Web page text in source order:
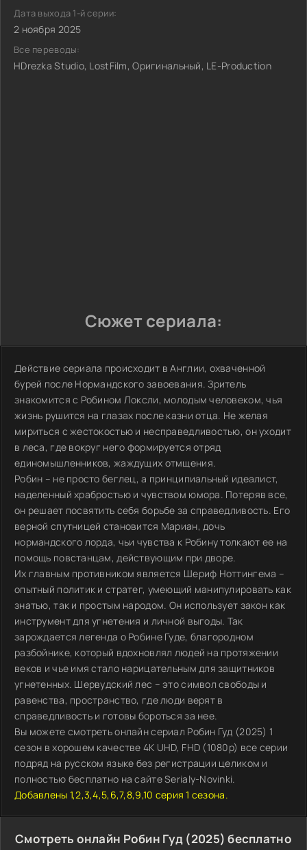
Дата выхода 1-й серии:
2 ноября 2025
Все переводы:
HDrezka Studio, LostFilm, Оригинальный, LE-Production
Сюжет сериала:
Действие сериала происходит в Англии, охваченной
бурей после Нормандского завоевания. Зритель
знакомится с Робином Локсли, молодым человеком, чья
жизнь рушится на глазах после казни отца. Не желая
мириться с жестокостью и несправедливостью, он уходит
в леса, где вокруг него формируется отряд
единомышленников, жаждущих отмщения.
Робин – не просто беглец, а принципиальный идеалист,
наделенный храбростью и чувством юмора. Потеряв все,
он решает посвятить себя борьбе за справедливость. Его
верной спутницей становится Мариан, дочь
нормандского лорда, чьи чувства к Робину толкают ее на
помощь повстанцам, действующим при дворе.
Их главным противником является Шериф Ноттингема –
опытный политик и стратег, умеющий манипулировать как
знатью, так и простым народом. Он использует закон как
инструмент для угнетения и личной выгоды. Так
зарождается легенда о Робине Гуде, благородном
разбойнике, который вдохновлял людей на протяжении
веков и чье имя стало нарицательным для защитников
угнетенных. Шервудский лес – это символ свободы и
равенства, пространство, где люди верят в
справедливость и готовы бороться за нее.
Вы можете смотреть онлайн сериал Робин Гуд (2025) 1
сезон в хорошем качестве 4K UHD, FHD (1080p) все серии
подряд на русском языке без регистрации целиком и
полностью бесплатно на сайте Serialy-Novinki.
Добавлены 1,2,3,4,5,6,7,8,9,10 серия 1 сезона.
Смотреть онлайн Робин Гуд (2025) бесплатно